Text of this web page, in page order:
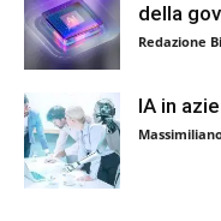
della
Redazione
IA in